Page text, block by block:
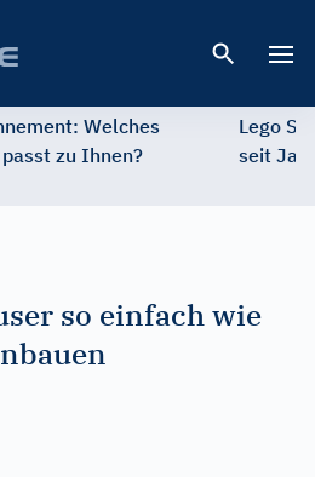
Welches
zu Ihnen?
Lego
seit
so einfach wie